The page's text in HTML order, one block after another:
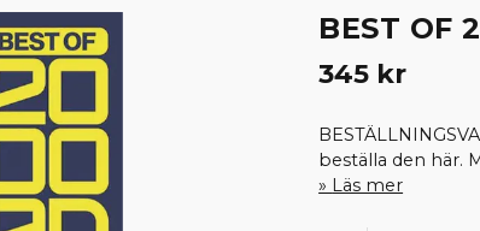
BEST OF
345 kr
beställa den här.
Läs mer